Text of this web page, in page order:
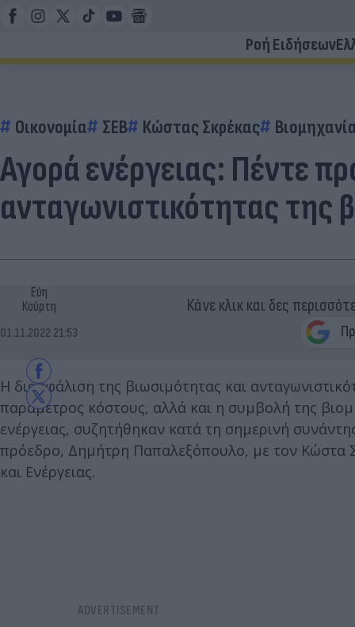
Ροή Ειδήσεων
Οικονομία ΣΕΒ Κώστας Σκρέκας
Αγορά ενέργειας: Πέντε
ανταγωνιστικότητας της
Εύη
Κούρτη
01.11.2022 21:53
Κάνε κλικ και δες
Η διασφάλιση της βιωσιμότητας και
παράμετρος κόστους, αλλά και η συμβολή της
ενέργειας, συζητήθηκαν κατά τη σημερινή
πρόεδρο, Δημήτρη Παπαλεξόπουλο, με τον Κώστα
και Ενέργειας.